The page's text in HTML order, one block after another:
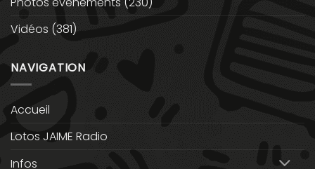
Vidéos (381)
NAVIGATION
Accueil
Lotos JAIME Radio
Infos